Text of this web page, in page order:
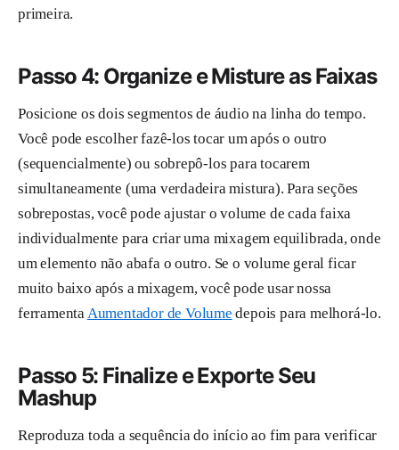
primeira.
Passo 4: Organize e Misture as Faixas
Posicione os dois segmentos de áudio na linha do tempo.
Você pode escolher fazê-los tocar um após o outro
(sequencialmente) ou sobrepô-los para tocarem
simultaneamente (uma verdadeira mistura). Para seções
sobrepostas, você pode ajustar o volume de cada faixa
individualmente para criar uma mixagem equilibrada, onde
um elemento não abafa o outro. Se o volume geral ficar
muito baixo após a mixagem, você pode usar nossa
ferramentaAumentador de Volume depois para melhorá-lo.
Passo 5: Finalize e Exporte Seu
Mashup
Reproduza toda a sequência do início ao fim para verificar